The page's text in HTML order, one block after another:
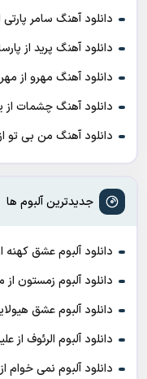
دانلود آهنگ سامر
دانلود آهنگ پرید از
دانلود آهنگ مهرو از
دانلود آهنگ چشمات
دانلود آهنگ من بی تو
جدیدترین آلبوم ها
دانلود آلبوم عشق کهنه
دانلود آلبوم زمستون
دانلود آلبوم عشق
دانلود آلبوم الرئوف از
دانلود آلبوم نمی